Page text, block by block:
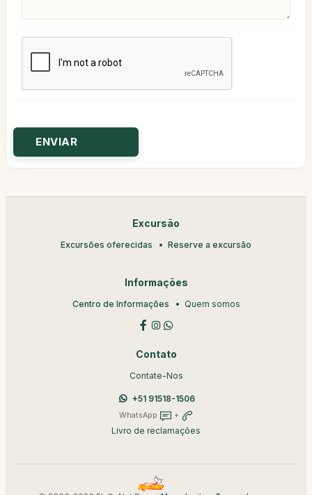
Excursão
Excursões oferecidas Reserve a excursão
Informações
Centro de Informações Quem somos
Contato
Contate-Nos
+51 91518-1506
WhatsApp +
Livro de reclamações